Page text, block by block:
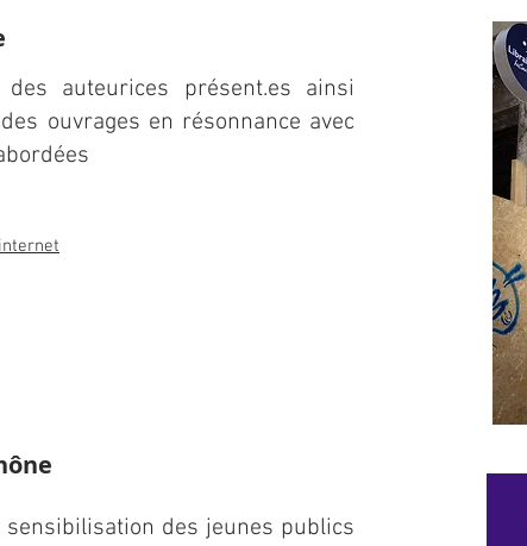
auteurices présent.es ainsi
ouvrages en résonnance avec
des jeunes publics